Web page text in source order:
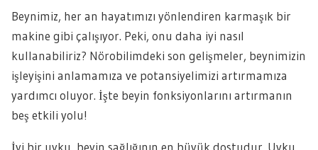
Beynimiz, her an hayatımızı yönlendiren karmaşık bir
makine gibi çalışıyor. Peki, onu daha iyi nasıl
kullanabiliriz? Nörobilimdeki son gelişmeler, beynimizin
işleyişini anlamamıza ve potansiyelimizi artırmamıza
yardımcı oluyor. İşte beyin fonksiyonlarını artırmanın
beş etkili yolu!
İyi bir uyku, beyin sağlığının en büyük dostudur. Uyku